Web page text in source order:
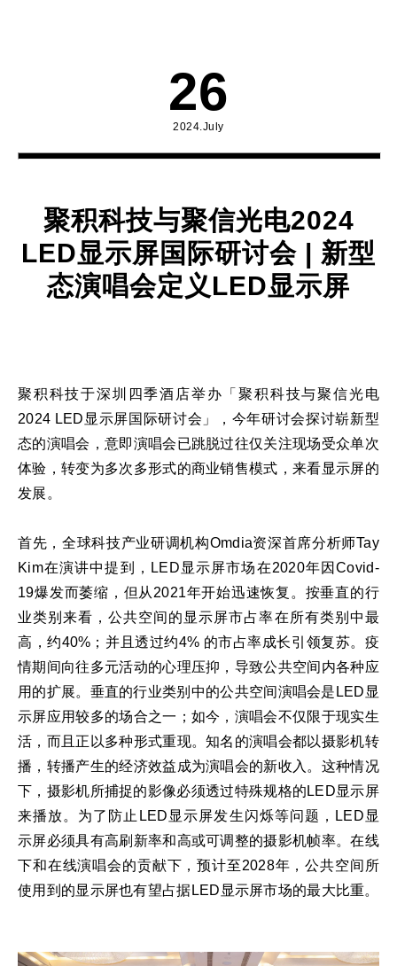
26
2024.July
聚积科技与聚信光电2024
LED显示屏国际研讨会 | 新型
态演唱会定义LED显示屏
聚积科技于深圳四季酒店举办「聚积科技与聚信光电
2024 LED显示屏国际研讨会」，今年研讨会探讨崭新型
态的演唱会，意即演唱会已跳脱过往仅关注现场受众单次
体验，转变为多次多形式的商业销售模式，来看显示屏的
发展。
首先，全球科技产业研调机构Omdia资深首席分析师Tay
Kim在演讲中提到，LED显示屏市场在2020年因Covid-
19爆发而萎缩，但从2021年开始迅速恢复。按垂直的行
业类别来看，公共空间的显示屏市占率在所有类别中最
高，约40%；并且透过约4% 的市占率成长引领复苏。疫
情期间向往多元活动的心理压抑，导致公共空间内各种应
用的扩展。垂直的行业类别中的公共空间演唱会是LED显
示屏应用较多的场合之一；如今，演唱会不仅限于现实生
活，而且正以多种形式重现。知名的演唱会都以摄影机转
播，转播产生的经济效益成为演唱会的新收入。这种情况
下，摄影机所捕捉的影像必须透过特殊规格的LED显示屏
来播放。为了防止LED显示屏发生闪烁等问题，LED显
示屏必须具有高刷新率和高或可调整的摄影机帧率。在线
下和在线演唱会的贡献下，预计至2028年，公共空间所
使用到的显示屏也有望占据LED显示屏市场的最大比重。